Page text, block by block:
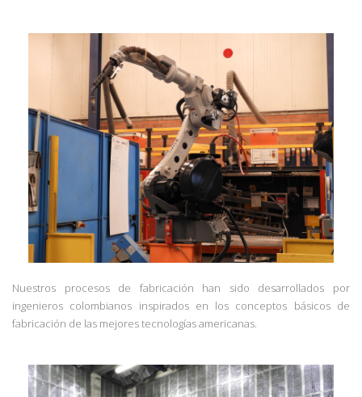
Nuestros procesos de fabricación han sido desarrollados por
ingenieros colombianos inspirados en los conceptos básicos de
fabricación de las mejores tecnologías americanas.